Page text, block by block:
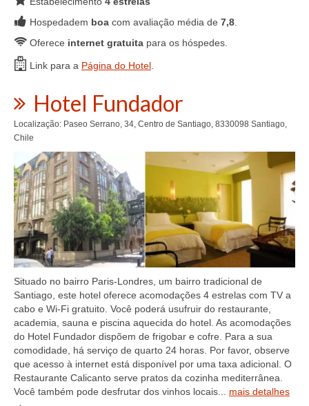
Hospedadem boa com avaliação média de 7,8
Oferece internet gratuita para os hóspedes.
Link para a Página do Hotel
Hotel Fundador
Localização: Paseo Serrano, 34, Centro de Santiago, 8330098 Santiago,
Chile
Situado no bairro Paris-Londres, um bairro tradicional de
Santiago, este hotel oferece acomodações 4 estrelas com TV a
cabo e Wi-Fi gratuito. Você poderá usufruir do restaurante,
academia, sauna e piscina aquecida do hotel. As acomodações
do Hotel Fundador dispõem de frigobar e cofre. Para a sua
comodidade, há serviço de quarto 24 horas. Por favor, observe
que acesso à internet está disponível por uma taxa adicional. O
Restaurante Calicanto serve pratos da cozinha mediterrânea.
Você também pode desfrutar dos vinhos locais... mais detalhes